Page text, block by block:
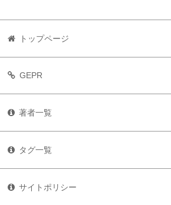
トップページ
GEPR
著者一覧
タグ一覧
サイトポリシー